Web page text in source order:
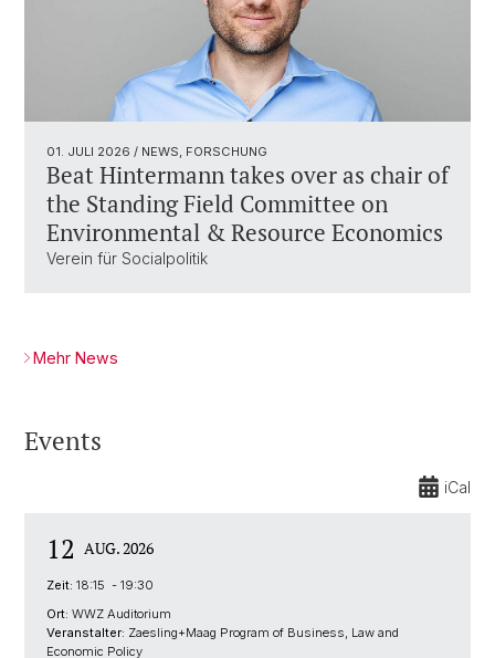
01. JULI 2026 / NEWS, FORSCHUNG
Beat Hintermann takes over as chair of
the Standing Field Committee on
Environmental & Resource Economics
Verein für Socialpolitik
Mehr News
Events
iCal
12 AUG. 2026
Zeit: 18:15 - 19:30
Ort: WWZ Auditorium
Veranstalter: Zaesling+Maag Program of Business, Law and
Economic Policy